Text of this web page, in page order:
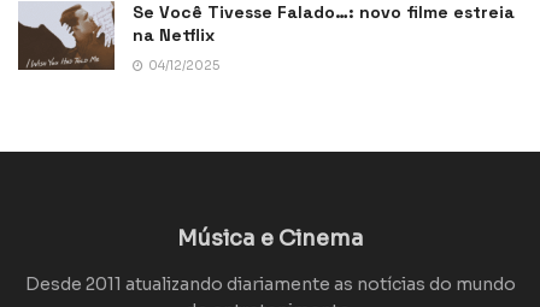
Se Você Tivesse Falado…: novo filme estreia
na Netflix
04/12/2025
Música e Cinema
Desde 2011 atualizando diariamente as notícias do mundo